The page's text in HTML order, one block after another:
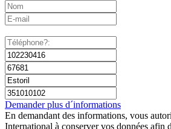
Demander plus d´informations
En demandant des informations, vous
International à conserver vos données afin